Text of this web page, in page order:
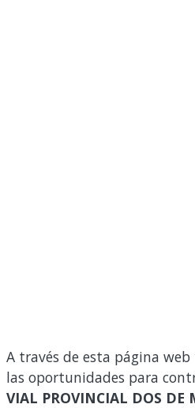
A través de esta página
las oportunidades para
VIAL PROVINCIAL DOS DE